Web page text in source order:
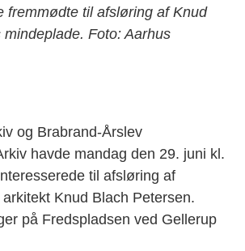
fremmødte til afsløring af Knud
Foto: Aarhus
og Brabrand-Årslev
havde mandag den 29. juni kl.
til afsløring af
Knud Blach Petersen.
på Fredspladsen ved Gellerup